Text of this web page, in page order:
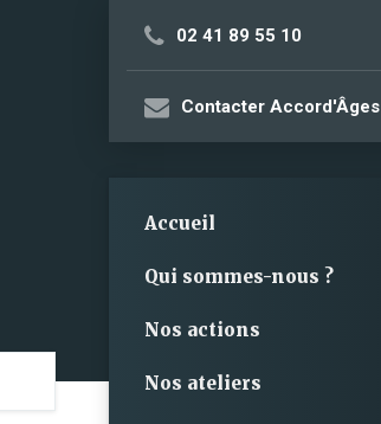
02 41 89 55 10
Contacter Accord'Âges
Accueil
Qui sommes-nous ?
Nos actions
Nos ateliers